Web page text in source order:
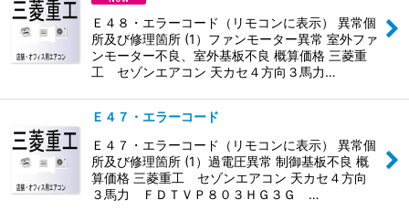
Ｅ４８・エラーコード（リモコンに表示） 異常個
所及び修理箇所 (1）ファンモーター異常 室外ファ
ンモーター不良、室外基板不良 概算価格 三菱重
工 セゾンエアコン 天カセ４方向３馬力…
Ｅ４７・エラーコード
Ｅ４７・エラーコード（リモコンに表示） 異常個
所及び修理箇所 (1）過電圧異常 制御基板不良 概
算価格 三菱重工 セゾンエアコン 天カセ４方向
３馬力 ＦＤＴＶＰ８０３ＨＧ３Ｇ …